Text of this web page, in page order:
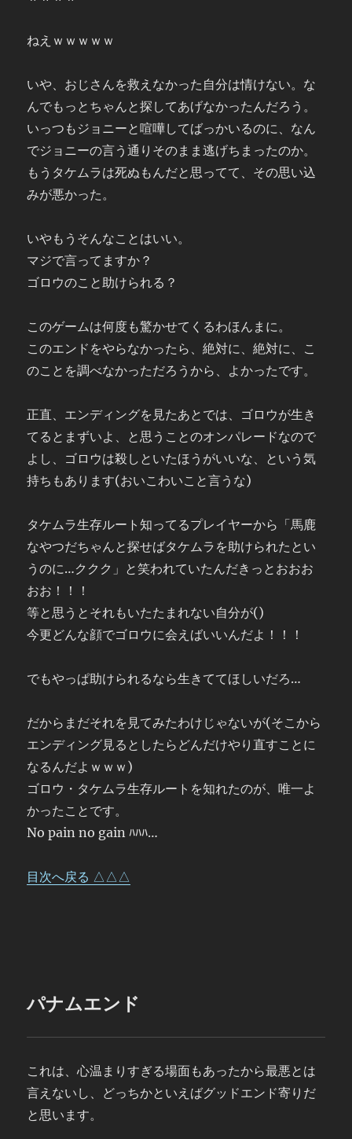
ねえｗｗｗｗｗ
いや、おじさんを救えなかった自分は情けない。な
んでもっとちゃんと探してあげなかったんだろう。
いっつもジョニーと喧嘩してばっかいるのに、なん
でジョニーの言う通りそのまま逃げちまったのか。
もうタケムラは死ぬもんだと思ってて、その思い込
みが悪かった。
いやもうそんなことはいい。
マジで言ってますか？
ゴロウのこと助けられる？
このゲームは何度も驚かせてくるわほんまに。
このエンドをやらなかったら、絶対に、絶対に、こ
のことを調べなかっただろうから、よかったです。
正直、エンディングを見たあとでは、ゴロウが生き
てるとまずいよ、と思うことのオンパレードなので
よし、ゴロウは殺しといたほうがいいな、という気
持ちもあります(おいこわいこと言うな)
タケムラ生存ルート知ってるプレイヤーから「馬鹿
なやつだちゃんと探せばタケムラを助けられたとい
うのに…ククク」と笑われていたんだきっとおおお
おお！！！
等と思うとそれもいたたまれない自分が()
今更どんな顔でゴロウに会えばいいんだよ！！！
でもやっぱ助けられるなら生きててほしいだろ…
だからまだそれを見てみたわけじゃないが(そこから
エンディング見るとしたらどんだけやり直すことに
なるんだよｗｗｗ)
ゴロウ・タケムラ生存ルートを知れたのが、唯一よ
かったことです。
No pain no gain ﾊﾊﾊ…
目次へ戻る △△△
パナムエンド
これは、心温まりすぎる場面もあったから最悪とは
言えないし、どっちかといえばグッドエンド寄りだ
と思います。